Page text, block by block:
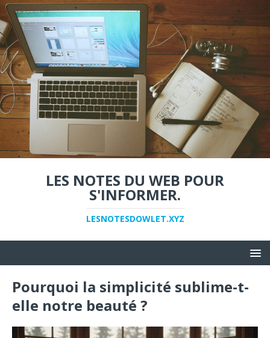
LES NOTES DU WEB POUR
S'INFORMER.
LESNOTESDOWLET.XYZ
Pourquoi la simplicité sublime-t-
elle notre beauté ?